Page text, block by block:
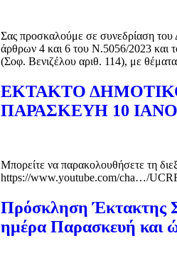
Σας προσκαλούμε σε συνεδρίαση του
άρθρων 4 και 6 του Ν.5056/2023 και
(Σοφ. Βενιζέλου αριθ. 114), με
ΕΚΤΑΚΤΟ
ΠΑΡΑΣΚΕΥΗ 10
Μπορείτε να παρακολουθήσετε τη
https://www.youtube.com/cha…/
Πρόσκληση Έκτακτης
ημέρα Παρασκευή και